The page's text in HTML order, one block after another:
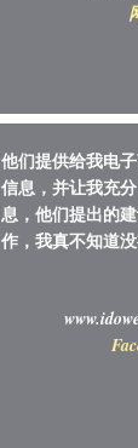
他们提供给我电
信息，并让我充
息，他们提出的
作，我真不知道